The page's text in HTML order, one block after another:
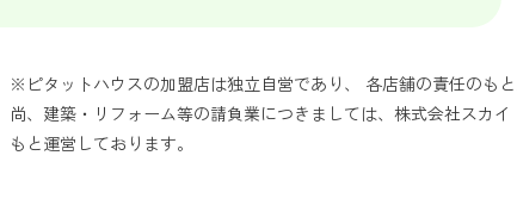
※ピタットハウスの加盟店は独立自営であり、 各店舗の責任のも
尚、建築・リフォーム等の請負業につきましては、株式会社スカ
もと運営しております。